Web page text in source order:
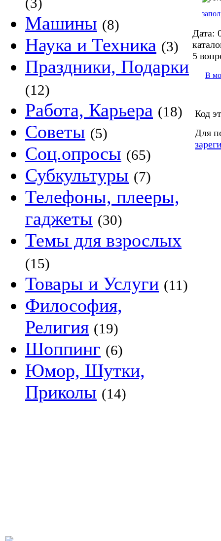
Машины (8)
Наука и Техника (3)
Праздники, Подарки
(12)
Работа, Карьера (18)
Советы (5)
Соц.опросы (65)
Субкультуры (7)
Телефоны, плееры,
гаджеты (30)
Темы для взрослых
(15)
Товары и Услуги (11)
Философия,
Религия (19)
Шоппинг (6)
Юмор, Шутки,
Приколы (14)
Дата:
5
В
Код
Для